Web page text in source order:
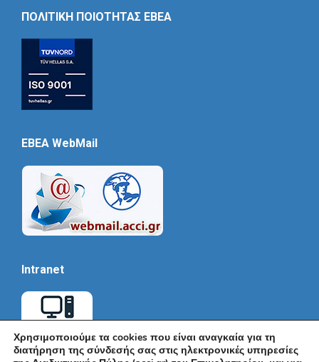
ΠΟΛΙΤΙΚΗ ΠΟΙΟΤΗΤΑΣ ΕΒΕΑ
EBEA WebMail
Intranet
Χρησιμοποιούμε τα cookies που είναι αναγκαία για τη
διατήρηση της σύνδεσής σας στις ηλεκτρονικές υπηρεσίες